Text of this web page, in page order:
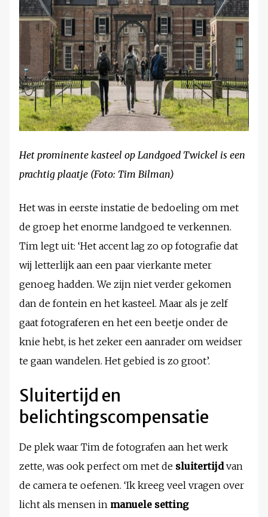
Het prominente kasteel op Landgoed Twickel is een
prachtig plaatje (Foto: Tim Bilman)
Het was in eerste instatie de bedoeling om met
de groep het enorme landgoed te verkennen.
Tim legt uit: ‘Het accent lag zo op fotografie dat
wij letterlijk aan een paar vierkante meter
genoeg hadden. We zijn niet verder gekomen
dan de fontein en het kasteel. Maar als je zelf
gaat fotograferen en het een beetje onder de
knie hebt, is het zeker een aanrader om weidser
te gaan wandelen. Het gebied is zo groot’.
Sluitertijd en
belichtingscompensatie
De plek waar Tim de fotografen aan het werk
zette, was ook perfect om met de sluitertijdvan
de camera te oefenen. ‘Ik kreeg veel vragen over
licht als mensen in manuele setting